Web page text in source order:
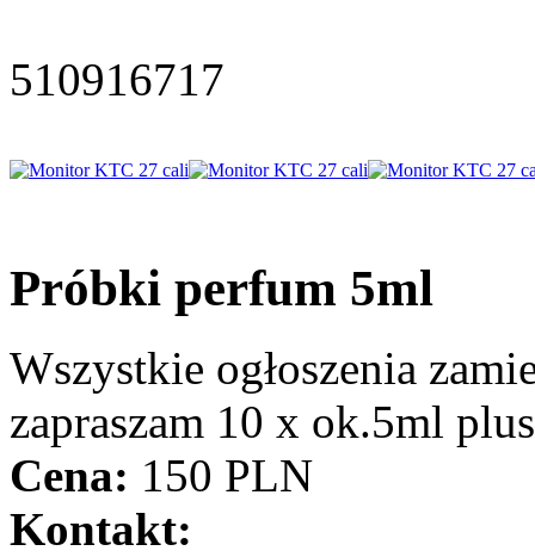
510916717
Próbki perfum 5ml
Wszystkie ogłoszenia
zapraszam 10 x ok.5ml
Cena: 150 PLN
Kontakt: